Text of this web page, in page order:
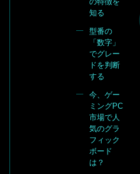
知る
型番の
「数字」
でグレー
ドを判断
する
今、ゲー
ミングPC
市場で人
気のグラ
フィック
ボード
は？